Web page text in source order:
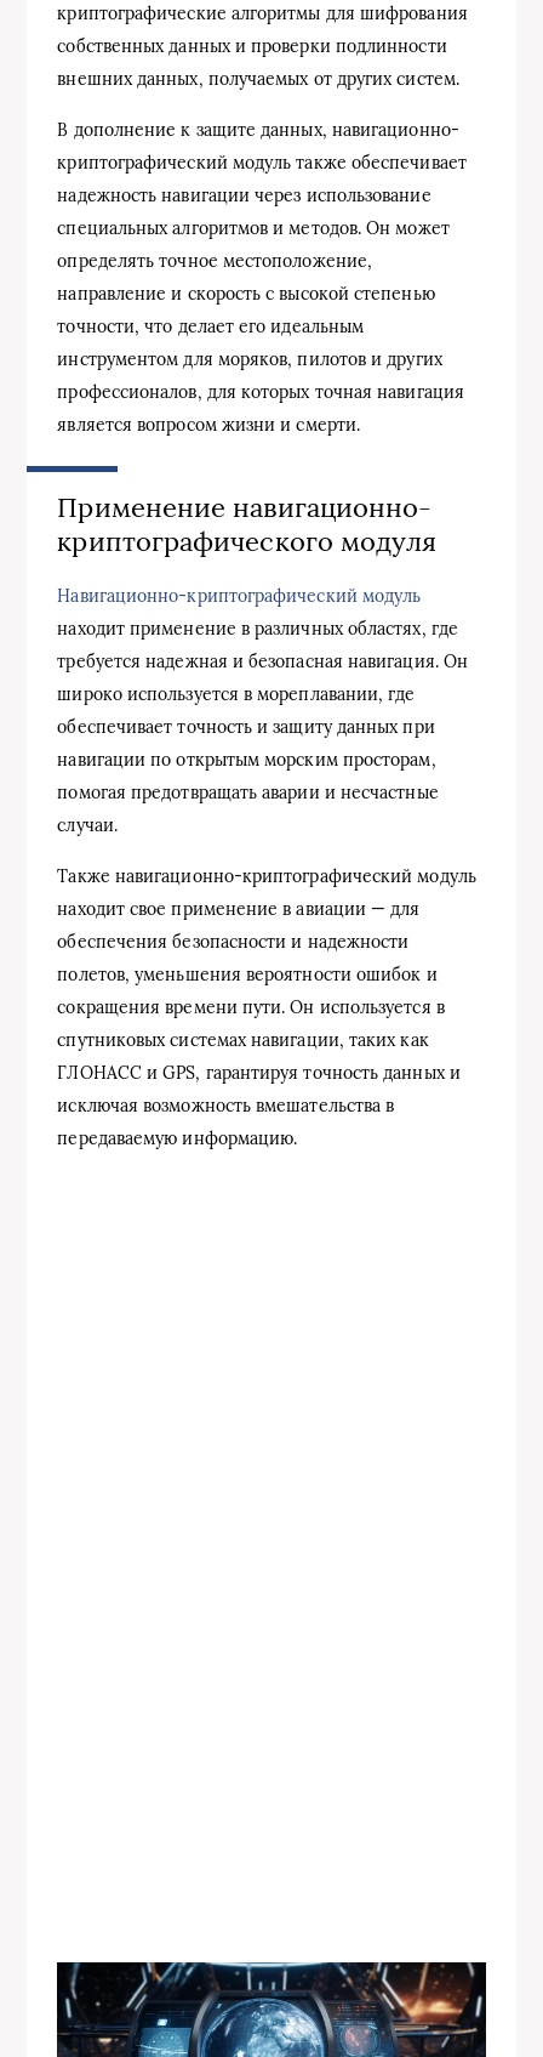
криптографические алгоритмы для шифрования
собственных данных и проверки подлинности
внешних данных, получаемых от других систем.
В дополнение к защите данных, навигационно-
криптографический модуль также обеспечивает
надежность навигации через использование
специальных алгоритмов и методов. Он может
определять точное местоположение,
направление и скорость с высокой степенью
точности, что делает его идеальным
инструментом для моряков, пилотов и других
профессионалов, для которых точная навигация
является вопросом жизни и смерти.
Применение навигационно-
криптографического модуля
Навигационно-криптографический модуль
находит применение в различных областях, где
требуется надежная и безопасная навигация. Он
широко используется в мореплавании, где
обеспечивает точность и защиту данных при
навигации по открытым морским просторам,
помогая предотвращать аварии и несчастные
случаи.
Также навигационно-криптографический модуль
находит свое применение в авиации — для
обеспечения безопасности и надежности
полетов, уменьшения вероятности ошибок и
сокращения времени пути. Он используется в
спутниковых системах навигации, таких как
ГЛОНАСС и GPS, гарантируя точность данных и
исключая возможность вмешательства в
передаваемую информацию.